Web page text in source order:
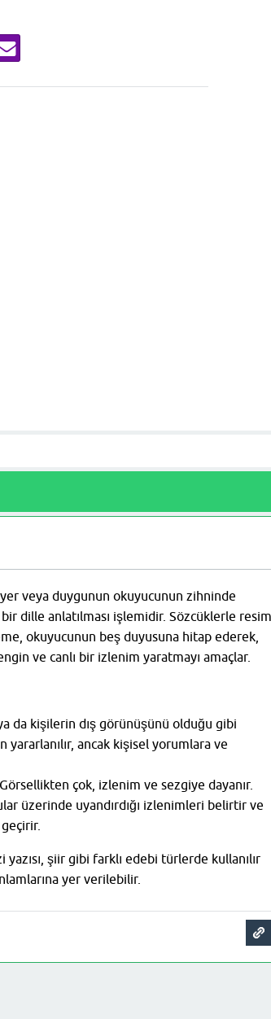
veya duygunun okuyucunun zihninde
bir dille anlatılması işlemidir. Sözcüklerle resim
okuyucunun beş duyusuna hitap ederek,
ve canlı bir izlenim yaratmayı amaçlar.
da kişilerin dış görünüşünü olduğu gibi
yararlanılır, ancak kişisel yorumlara ve
çok, izlenim ve sezgiye dayanır.
üzerinde uyandırdığı izlenimleri belirtir ve
şiir gibi farklı edebi türlerde kullanılır
yer verilebilir.